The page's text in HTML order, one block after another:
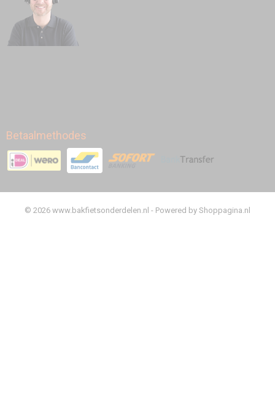
Betaalmethodes
© 2026 www.bakfietsonderdelen.nl - Powered by Shoppagina.nl